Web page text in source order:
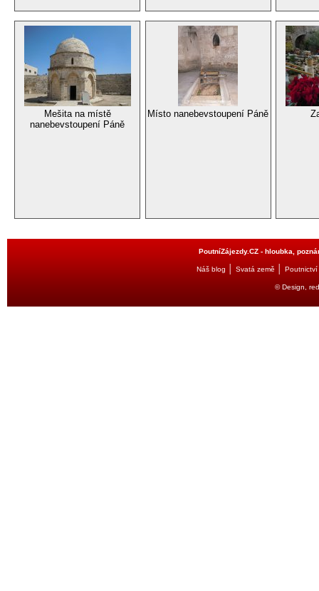
Mešita na místě
nanebevstoupení Páně
Místo nanebevstoupení Páně
PoutníZájezdy.CZ - hloubka,
Náš blog Svatá země Poutnictví
© Design,